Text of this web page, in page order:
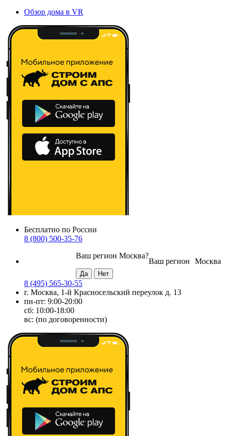
Обзор дома в VR
Бесплатно по России
8 (800) 500-35-76
Москва
Ваш регион
Ваш регион Москва?
8 (495) 565-30-55
г. Москва, 1-й Красносельский переулок д. 13
пн-пт: 9:00-20:00
сб: 10:00-18:00
вс: (по договоренности)